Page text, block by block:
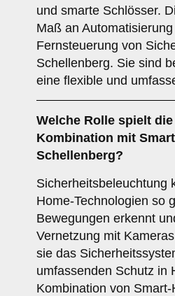
und smarte Schlösser.
Maß an
Fernsteuerung von
Schellenberg. Sie sind
eine flexible und
Welche Rolle spielt
Kombination mit
Schellenberg?
Sicherheitsbeleuchtung
Home-Technologien so
Bewegungen erkennt
Vernetzung mit
sie das
umfassenden Schutz in
Kombination von